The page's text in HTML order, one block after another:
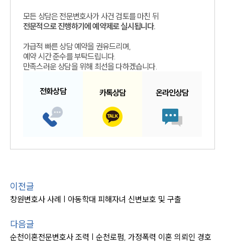
모든 상담은 전문변호사가 사건 검토를 마친 뒤
전문적으로 진행하기에 예약제로 실시됩니다.
가급적 빠른 상담 예약을 권유드리며,
예약 시간 준수를 부탁드립니다.
만족스러운 상담을 위해 최선을 다하겠습니다.
전화상담 카톡상담 온라인상담
이전글
창원변호사 사례 | 아동학대 피해자녀 신변보호 및 구출
다음글
순천이혼전문변호사 조력 | 순천로펌, 가정폭력 이혼 의뢰인 경호